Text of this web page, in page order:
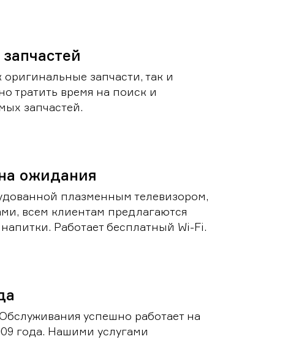
запчасти, так и
тратить время на поиск и
запчастей.
ожидания
плазменным телевизором,
всем клиентам предлагаются
Работает бесплатный Wi-Fi.
успешно работает на
года. Нашими услугами